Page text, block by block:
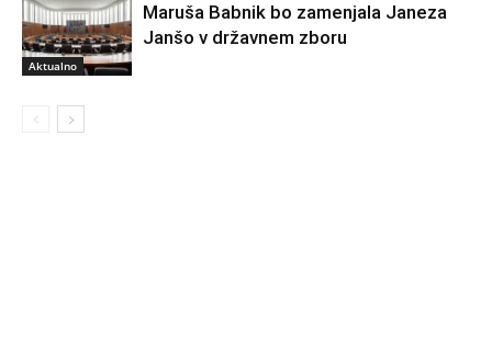
Aktualno
Maruša Babnik bo zamenjala Janeza
Janšo v državnem zboru